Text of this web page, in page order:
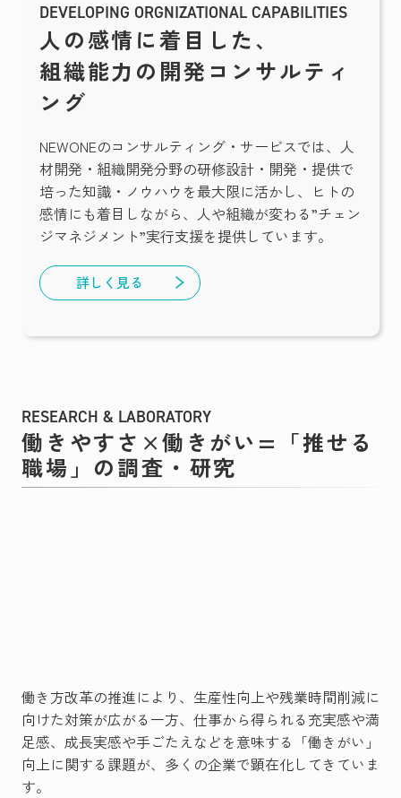
DEVELOPING ORGNIZATIONAL CAPABILITIES
人の感情に着目した、
組織能力の開発コンサルティ
ング
NEWONEのコンサルティング・サービスでは、人
材開発・組織開発分野の研修設計・開発・提供で
培った知識・ノウハウを最大限に活かし、ヒトの
感情にも着目しながら、人や組織が変わる”チェン
ジマネジメント”実行支援を提供しています。
詳しく見る
RESEARCH & LABORATORY
働きやすさ×働きがい=「推せる
職場」の調査・研究
働き方改革の推進により、生産性向上や残業時間削減に
向けた対策が広がる一方、仕事から得られる充実感や満
足感、成長実感や手ごたえなどを意味する「働きがい」
向上に関する課題が、多くの企業で顕在化してきていま
す。